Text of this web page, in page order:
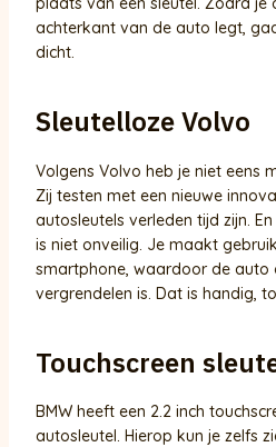
achterkant van de auto legt,
dicht.
Sleutelloze Volvo
Volgens Volvo heb je niet eens
Zij testen met een nieuwe
autosleutels verleden tijd zijn.
is niet onveilig. Je maakt
smartphone, waardoor de auto
vergrendelen is. Dat is handig,
Touchscreen
BMW heeft een 2.2 inch
autosleutel. Hierop kun je zelfs